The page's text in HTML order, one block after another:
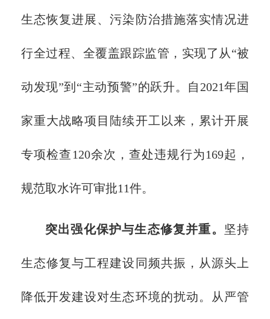
生态恢复进展、污染防治措施落实情况进
行全过程、全覆盖跟踪监管，实现了从“被
动发现”到“主动预警”的跃升。自2021年国
家重大战略项目陆续开工以来，累计开展
专项检查120余次，查处违规行为169起，
规范取水许可审批11件。
突出强化保护与生态修复并重。 坚持
生态修复与工程建设同频共振，从源头上
降低开发建设对生态环境的扰动。从严管